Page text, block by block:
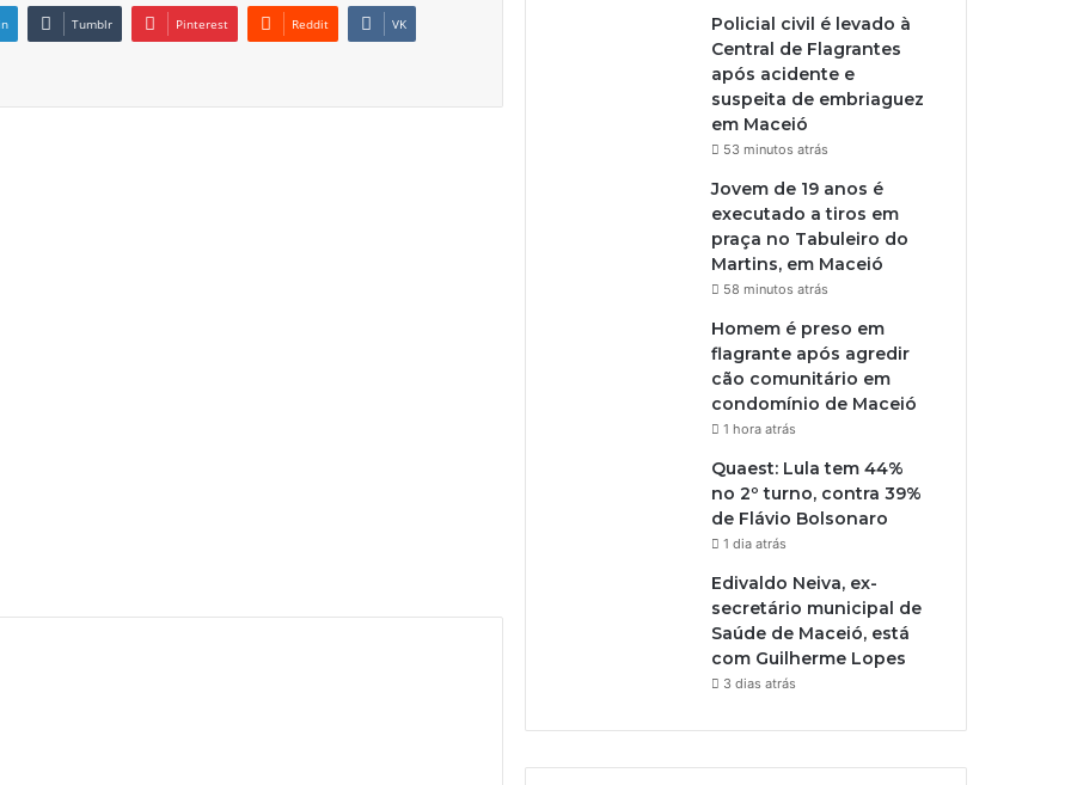
Tumblr Pinterest Reddit VK
Policial civil é levado à
Central de Flagrantes
após acidente e
suspeita de embriaguez
em Maceió
53 minutos atrás
Jovem de 19 anos é
executado a tiros em
praça no Tabuleiro do
Martins, em Maceió
58 minutos atrás
Homem é preso em
flagrante após agredir
cão comunitário em
condomínio de Maceió
1 hora atrás
Quaest: Lula tem 44%
no 2º turno, contra 39%
de Flávio Bolsonaro
1 dia atrás
Edivaldo Neiva, ex-
secretário municipal de
Saúde de Maceió, está
com Guilherme Lopes
3 dias atrás